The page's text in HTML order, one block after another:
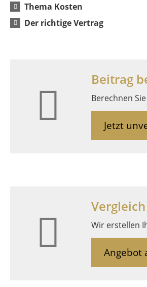
Thema Kosten
Der richtige Vertrag
Beitrag
Berechnen
Jetzt
Wir erstellen
Angebot